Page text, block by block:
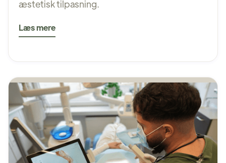
æstetisk tilpasning.
Læs mere